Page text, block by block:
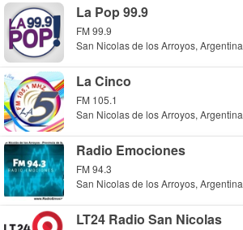
La Pop 99.9
FM 99.9
San Nicolas de los Arroyos, Argentina
La Cinco
FM 105.1
San Nicolas de los Arroyos, Argentina
Radio Emociones
FM 94.3
San Nicolas de los Arroyos, Argentina
LT24 Radio San Nicolas